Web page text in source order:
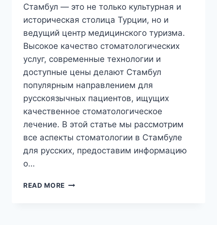
Стамбул — это не только культурная и
историческая столица Турции, но и
ведущий центр медицинского туризма.
Высокое качество стоматологических
услуг, современные технологии и
доступные цены делают Стамбул
популярным направлением для
русскоязычных пациентов, ищущих
качественное стоматологическое
лечение. В этой статье мы рассмотрим
все аспекты стоматологии в Стамбуле
для русских, предоставим информацию
о…
READ MORE СТОМАТОЛОГИЯ